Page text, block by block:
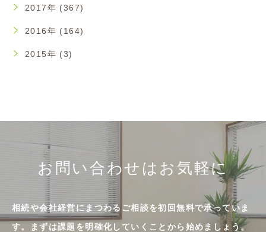
2017年 (367)
2016年 (164)
2015年 (3)
お問い合わせはお気軽に
相続や会社経営にまつわるご相談を初回無料で承っていま
す。まずは課題を明確化していくことから始めましょう。